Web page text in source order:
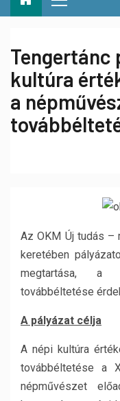
Tengertánc
kultúra
a
Az OKM Új tudás –
keretében
megtartása, a
továbbéltetése
A pályázat célja
A népi kultúra
továbbéltetése a
népművészet